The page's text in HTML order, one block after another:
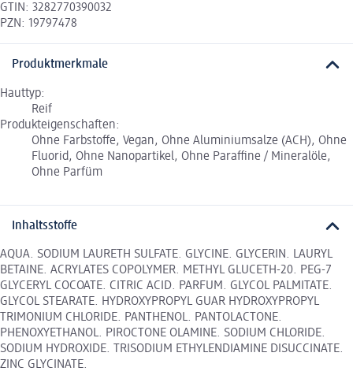
GTIN: 3282770390032
PZN: 19797478
Produktmerkmale
Hauttyp:
Reif
Produkteigenschaften:
Ohne Farbstoffe, Vegan, Ohne Aluminiumsalze (ACH), Ohne
Fluorid, Ohne Nanopartikel, Ohne Paraffine / Mineralöle,
Ohne Parfüm
Inhaltsstoffe
AQUA. SODIUM LAURETH SULFATE. GLYCINE. GLYCERIN. LAURYL
BETAINE. ACRYLATES COPOLYMER. METHYL GLUCETH-20. PEG-7
GLYCERYL COCOATE. CITRIC ACID. PARFUM. GLYCOL PALMITATE.
GLYCOL STEARATE. HYDROXYPROPYL GUAR HYDROXYPROPYL
TRIMONIUM CHLORIDE. PANTHENOL. PANTOLACTONE.
PHENOXYETHANOL. PIROCTONE OLAMINE. SODIUM CHLORIDE.
SODIUM HYDROXIDE. TRISODIUM ETHYLENDIAMINE DISUCCINATE.
ZINC GLYCINATE.